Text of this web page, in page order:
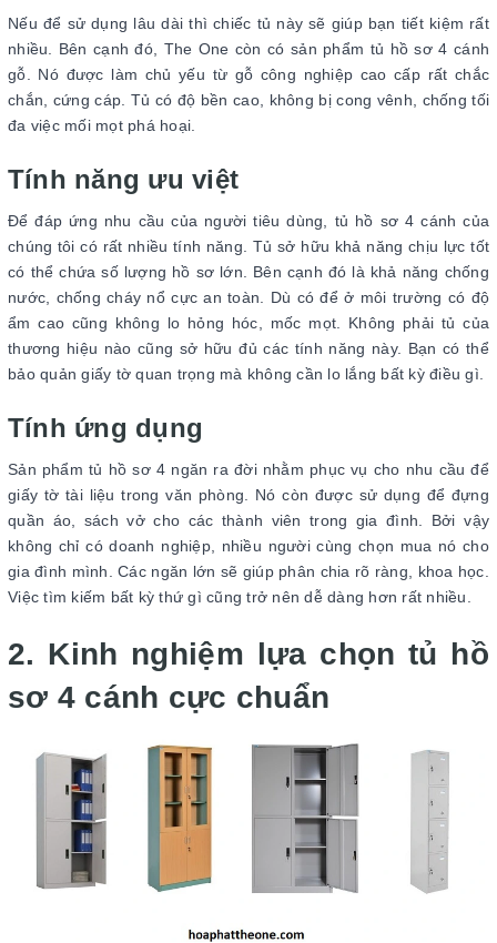
Nếu để sử dụng lâu dài thì chiếc tủ này sẽ giúp bạn tiết kiệm rất
nhiều. Bên cạnh đó, The One còn có sản phẩm tủ hồ sơ 4 cánh
gỗ. Nó được làm chủ yếu từ gỗ công nghiệp cao cấp rất chắc
chắn, cứng cáp. Tủ có độ bền cao, không bị cong vênh, chống tối
đa việc mối mọt phá hoại.
Tính năng ưu việt
Để đáp ứng nhu cầu của người tiêu dùng, tủ hồ sơ 4 cánh của
chúng tôi có rất nhiều tính năng. Tủ sở hữu khả năng chịu lực tốt
có thể chứa số lượng hồ sơ lớn. Bên cạnh đó là khả năng chống
nước, chống cháy nổ cực an toàn. Dù có để ở môi trường có độ
ẩm cao cũng không lo hỏng hóc, mốc mọt. Không phải tủ của
thương hiệu nào cũng sở hữu đủ các tính năng này. Bạn có thể
bảo quản giấy tờ quan trọng mà không cần lo lắng bất kỳ điều gì.
Tính ứng dụng
Sản phẩm tủ hồ sơ 4 ngăn ra đời nhằm phục vụ cho nhu cầu để
giấy tờ tài liệu trong văn phòng. Nó còn được sử dụng để đựng
quần áo, sách vở cho các thành viên trong gia đình. Bởi vậy
không chỉ có doanh nghiệp, nhiều người cùng chọn mua nó cho
gia đình mình. Các ngăn lớn sẽ giúp phân chia rõ ràng, khoa học.
Việc tìm kiếm bất kỳ thứ gì cũng trở nên dễ dàng hơn rất nhiều.
2. Kinh nghiệm lựa chọn tủ hồ
sơ 4 cánh cực chuẩn